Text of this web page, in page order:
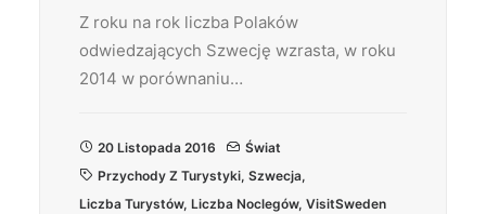
Z roku na rok liczba Polaków
odwiedzających Szwecję wzrasta, w roku
2014 w porównaniu…
20 Listopada 2016
Świat
Przychody Z Turystyki, Szwecja,
Liczba Turystów, Liczba Noclegów, VisitSweden